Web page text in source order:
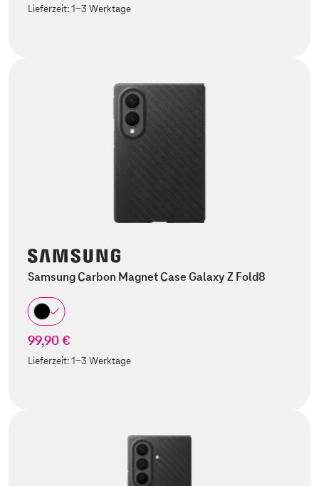
Lieferzeit:1-3 Werktage
Samsung Carbon Magnet Case Galaxy Z Fold8
99,90 €
Lieferzeit:1-3 Werktage